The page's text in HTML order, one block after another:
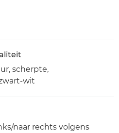
scherpte,
wit
naar rechts volgens